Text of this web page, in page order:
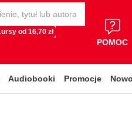
od 16,70 zł
POMOC
Audiobooki Promocje